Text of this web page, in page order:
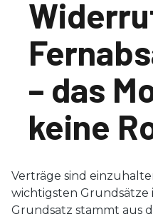
– das
keine
Verträge sind
wichtigsten Grundsätze
Grundsatz stammt aus